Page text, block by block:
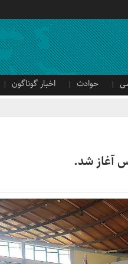
حوادث اخبار گوناگون
آغاز شد.